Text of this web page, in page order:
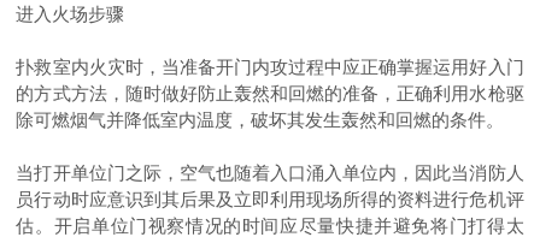
进入火场步骤
扑救室内火灾时，当准备开门内攻过程中应正确掌握运用好入门
的方式方法，随时做好防止轰然和回燃的准备，正确利用水枪驱
除可燃烟气并降低室内温度，破坏其发生轰然和回燃的条件。
当打开单位门之际，空气也随着入口涌入单位内，因此当消防人
员行动时应意识到其后果及立即利用现场所得的资料进行危机评
估。开启单位门视察情况的时间应尽量快捷并避免将门打得太